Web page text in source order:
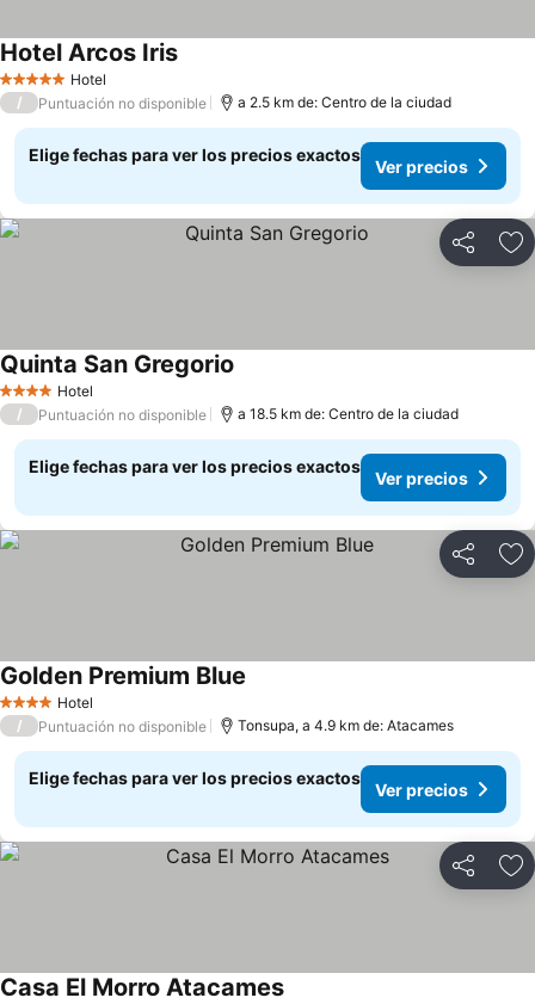
5 Estrellas Hotel
Hotel Arcos Iris
/ Puntuación no disponible a 2.5 km de: Centro de la ciudad
Elige fechas para ver los precios exactos
Ver precios
Compartir
4 EstrellasHotel
Quinta San Gregorio
/ Puntuación no disponible a 18.5 km de: Centro de la ciudad
Elige fechas para ver los precios exactos
Ver precios
Compartir
4 EstrellasHotel
Golden Premium Blue
/ Puntuación no disponible Tonsupa, a 4.9 km de: Atacames
Elige fechas para ver los precios exactos
Ver precios
Compartir
Casa El Morro Atacames